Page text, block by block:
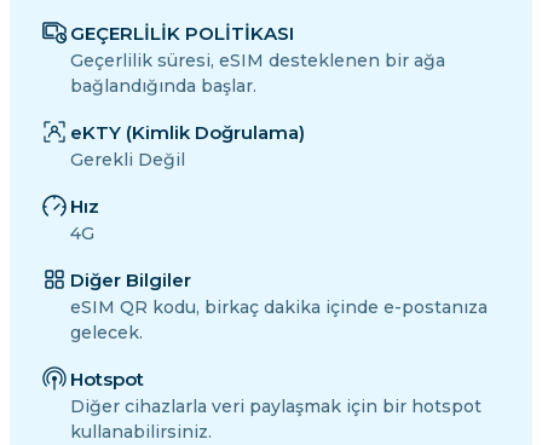
GEÇERLİLİK POLİTİKASI
Geçerlilik süresi, eSIM desteklenen bir ağa
bağlandığında başlar.
eKTY (Kimlik Doğrulama)
Gerekli Değil
Hız
4G
Diğer Bilgiler
eSIM QR kodu, birkaç dakika içinde e-postanıza
gelecek.
Hotspot
Diğer cihazlarla veri paylaşmak için bir hotspot
kullanabilirsiniz.